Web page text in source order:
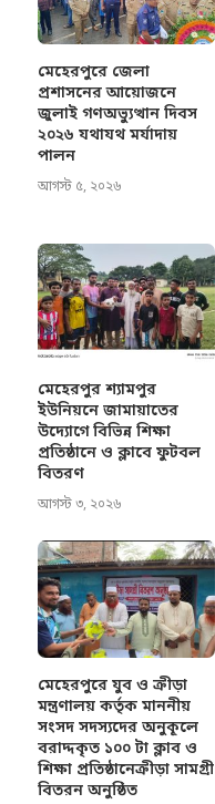
মেহেরপুরে জেলা
প্রশাসনের আয়োজনে
জুলাই গণঅভ্যুত্থান দিবস
২০২৬ যথাযথ মর্যাদায়
পালন
আগস্ট ৫, ২০২৬
মেহেরপুর শ্যামপুর
ইউনিয়নে জামায়াতের
উদ্যোগে বিভিন্ন শিক্ষা
প্রতিষ্ঠানে ও ক্লাবে ফুটবল
বিতরণ
আগস্ট ৩, ২০২৬
মেহেরপুরে যুব ও ক্রীড়া
মন্ত্রণালয় কর্তৃক মাননীয়
সংসদ সদস্যদের অনুকূলে
বরাদ্দকৃত ১০০ টা ক্লাব ও
শিক্ষা প্রতিষ্ঠানেক্রীড়া সামগ্রী
বিতরন অনুষ্ঠিত